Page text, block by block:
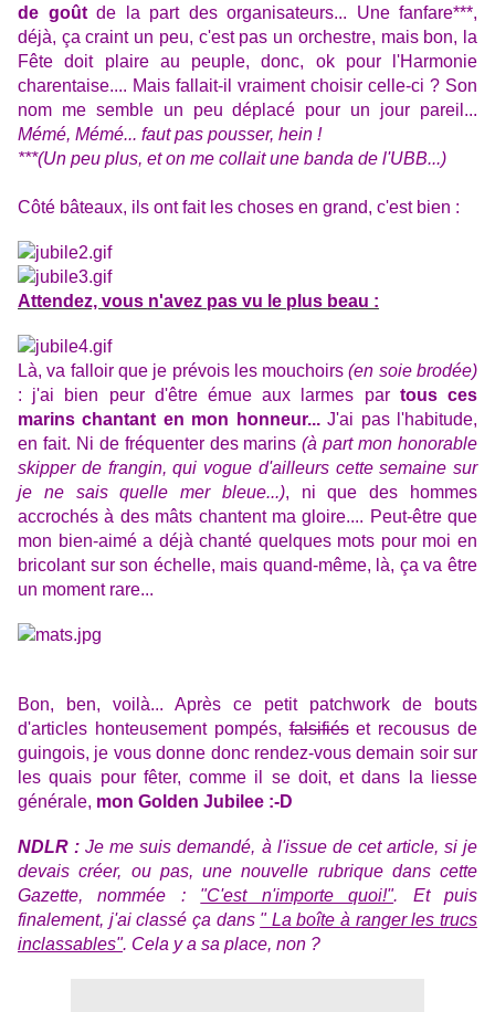
de goûtde la part des organisateurs... Une fanfare***,
déjà, ça craint un peu, c'est pas un orchestre, mais bon, la
Fête doit plaire au peuple, donc, ok pour l'Harmonie
charentaise.... Mais fallait-il vraiment choisir celle-ci ? Son
nom me semble un peu déplacé pour un jour pareil...
Mémé, Mémé... faut pas pousser, hein !
***(Un peu plus, et on me collait une banda de l'UBB...)
Côté bâteaux, ils ont fait les choses en grand, c'est bien :
Attendez, vous n'avez pas vu le plus beau :
Là, va falloir que je prévois les mouchoirs(en soie brodée)
: j'ai bien peur d'être émue aux larmes par tous ces
marins chantant en mon honneur...J'ai pas l'habitude,
en fait. Ni de fréquenter des marins(à part mon honorable
skipper de frangin, qui vogue d'ailleurs cette semaine sur
je ne sais quelle mer bleue...), ni que des hommes
accrochés à des mâts chantent ma gloire.... Peut-être que
mon bien-aimé a déjà chanté quelques mots pour moi en
bricolant sur son échelle, mais quand-même, là, ça va être
un moment rare...
Bon, ben, voilà... Après ce petit patchwork de bouts
d'articles honteusement pompés,falsifiéset recousus de
guingois, je vous donne donc rendez-vous demain soir sur
les quais pour fêter, comme il se doit, et dans la liesse
générale, mon Golden Jubilee :-D
NDLR : Je me suis demandé, à l'issue de cet article, si je
devais créer, ou pas, une nouvelle rubrique dans cette
Gazette, nommée : "C'est n'importe quoi!". Et puis
finalement, j'ai classé ça dans " La boîte à ranger les trucs
inclassables". Cela y a sa place, non ?